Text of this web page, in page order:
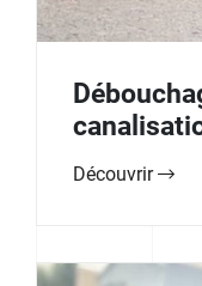
Découvrir